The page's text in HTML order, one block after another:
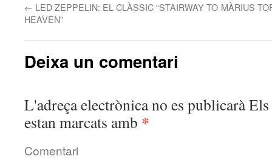
← LED ZEPPELIN: EL CLÀSSIC “STAIRWAY TO
HEAVEN”
MÀRIUS
Deixa un comentari
L'adreça electrònica no es publicaràEls
estan marcats amb *
Comentari